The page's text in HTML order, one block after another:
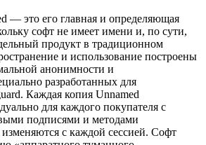
— это его главная и определяющая
софт не имеет имени и, по сути,
продукт в традиционном
и использование построены
анонимности и
разработанных для
Каждая копия Unnamed
для каждого покупателя с
подписями и методами
с каждой сессией. Софт